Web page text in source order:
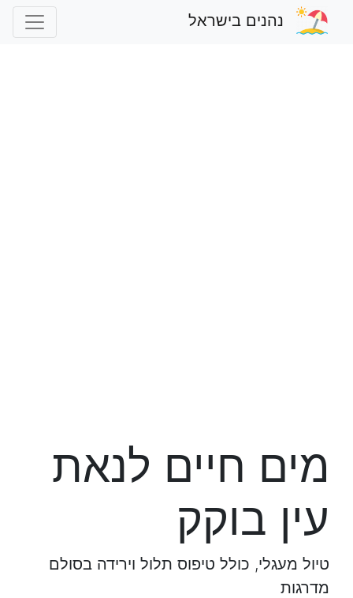
נהנים בישראל
מים חיים לנאת
עין בוקק
טיול מעגלי, כולל טיפוס תלול וירידה בסולם
מדרגות